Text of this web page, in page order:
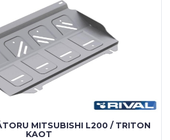
MITSUBISHI L200 / TRITON
KAOT